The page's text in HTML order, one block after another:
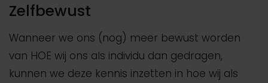
Zelfbewust
Wanneer we ons (nog) meer bewust worden
van HOE wij ons als individu dan gedragen,
kunnen we deze kennis inzetten in hoe wij als